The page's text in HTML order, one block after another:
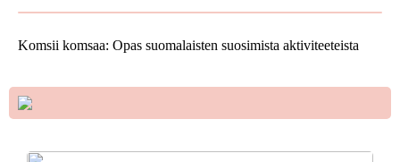
Komsii komsaa: Opas suomalaisten suosimista aktiviteeteista